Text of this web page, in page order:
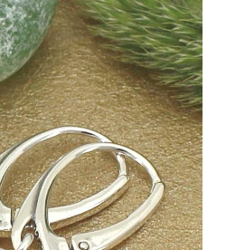
Swarovski kristal
- 1745
btw